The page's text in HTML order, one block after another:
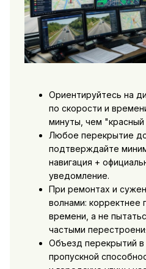
Ориентируйтесь на
по скорости и
минуты, чем "красный
Любое перекрытие
подтверждайте
навигация +
уведомление.
При ремонтах и
волнами: корректнее
времени, а не
частыми
Объезд перекрытий
пропускной